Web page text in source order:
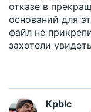
отказе в
оснований для
файл не
захотели
Kpblc